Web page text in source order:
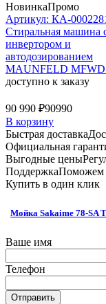
НовинкаПромо
Артикул: КА-
Стиральная машина
инвертором и
автодозированием
MAUNFELD
доступно к заказу
90 990 ₽90990
В корзину
Быстрая доставка
Официальная
Выгодные цены
ПоддержкаПоможем
Купить в один клик
Мойка Sakaime 78-SA
Ваше имя
Телефон
Отправить